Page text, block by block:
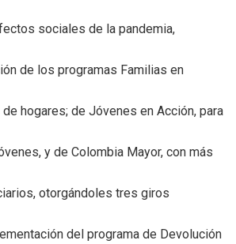
sociales de la pandemia,
de los programas Familias en
hogares; de Jóvenes en Acción, para
y de Colombia Mayor, con más
otorgándoles tres giros
del programa de Devolución